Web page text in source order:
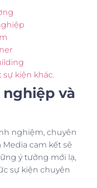
kiện khác.
và
nghiệm, chuyên
Media cam kết sẽ
ý tưởng mới lạ,
sự kiện chuyên